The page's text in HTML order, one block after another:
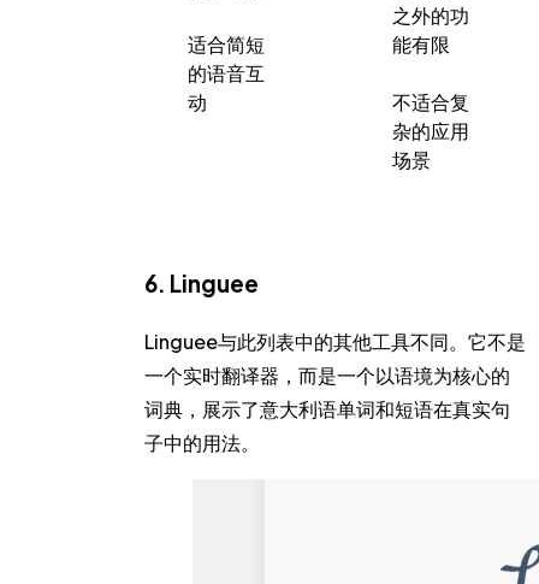
适合简短
的语音互
动
之外的功
能有限
不适合复
杂的应用
场景
6. Linguee
Linguee与此列表中的其他工具不同。它不是
一个实时翻译器，而是一个以语境为核心的
词典，展示了意大利语单词和短语在真实句
子中的用法。